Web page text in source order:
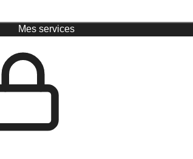
Mes services